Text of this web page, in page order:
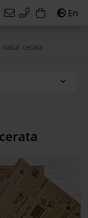
En
natur cerata